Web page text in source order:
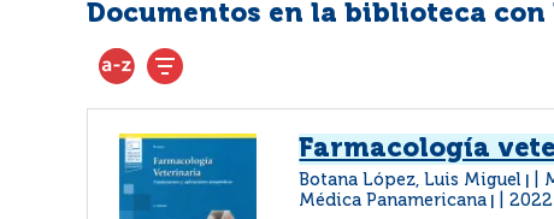
Documentos en la biblioteca
Farmacología
Botana López, Luis Miguel
Médica Panamericana
2022